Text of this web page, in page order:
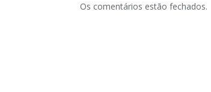
Os comentários estão fechados.